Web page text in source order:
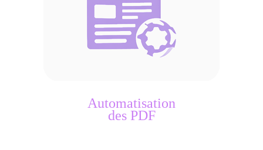
Automatisation
des PDF